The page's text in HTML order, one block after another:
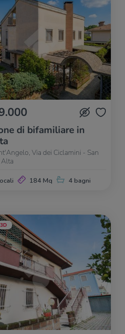
di bifamiliare in
Via dei Ciclamini - San
184 Mq 4 bagni